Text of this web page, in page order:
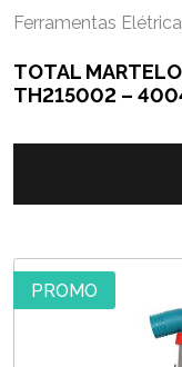
Ferramentas
TOTAL
TH215002 –
PROMO